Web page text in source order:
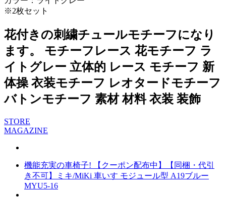
※2枚セット
花付きの刺繍チュールモチーフになり
ます。 モチーフレース 花モチーフ ラ
イトグレー 立体的 レース モチーフ 新
体操 衣装モチーフ レオタードモチーフ
バトンモチーフ 素材 材料 衣装 装飾
STORE
MAGAZINE
機能充実の車椅子! 【クーポン配布中】【同梱・代引
き不可】ミキ/MiKi 車いす モジュール型 A19ブルー
MYU5-16